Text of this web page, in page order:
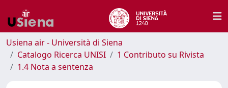
Usiena air - Università di Siena
Catalogo Ricerca UNISI
1 Contributo su Rivista
1.4 Nota a sentenza